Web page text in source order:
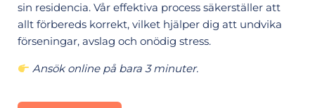
sin residencia. Vår effektiva process säkerställer att
allt förbereds korrekt, vilket hjälper dig att undvika
förseningar, avslag och onödig stress.
Ansök online på bara 3 minuter.